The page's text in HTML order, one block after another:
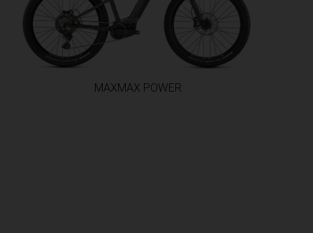
MAXMAX POWER